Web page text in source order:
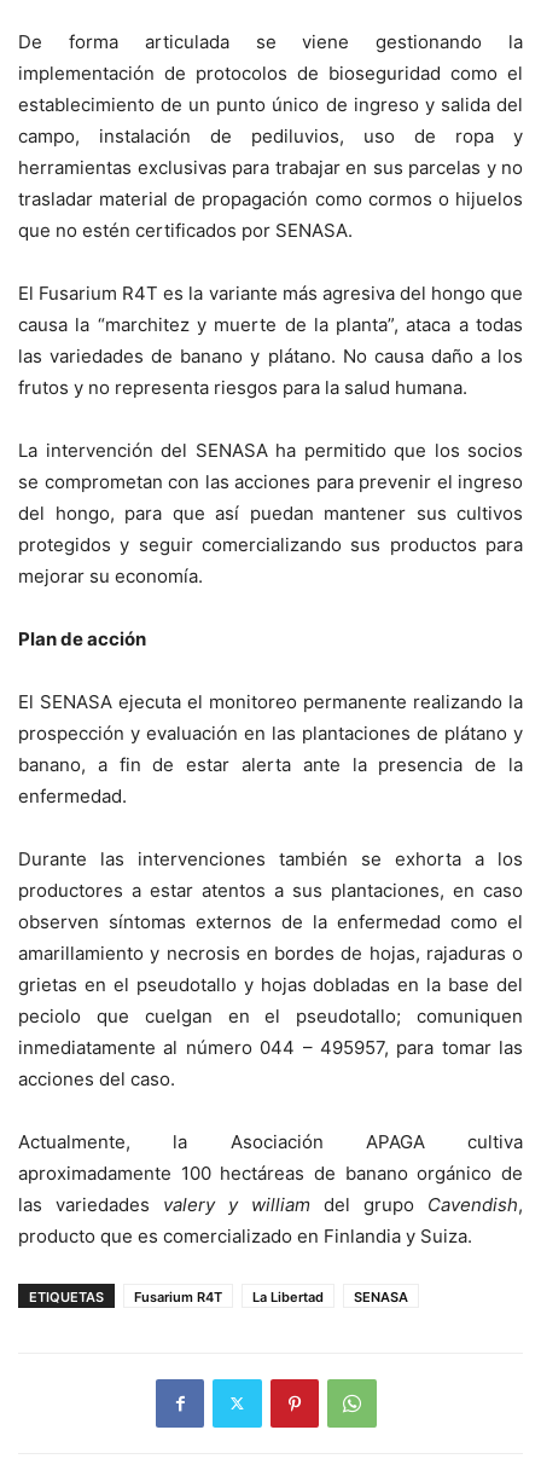
De forma articulada se viene gestionando la
implementación de protocolos de bioseguridad como el
establecimiento de un punto único de ingreso y salida del
campo, instalación de pediluvios, uso de ropa y
herramientas exclusivas para trabajar en sus parcelas y no
trasladar material de propagación como cormos o hijuelos
que no estén certificados por SENASA.
El Fusarium R4T es la variante más agresiva del hongo que
causa la “marchitez y muerte de la planta”, ataca a todas
las variedades de banano y plátano. No causa daño a los
frutos y no representa riesgos para la salud humana.
La intervención del SENASA ha permitido que los socios
se comprometan con las acciones para prevenir el ingreso
del hongo, para que así puedan mantener sus cultivos
protegidos y seguir comercializando sus productos para
mejorar su economía.
Plan de acción
El SENASA ejecuta el monitoreo permanente realizando la
prospección y evaluación en las plantaciones de plátano y
banano, a fin de estar alerta ante la presencia de la
enfermedad.
Durante las intervenciones también se exhorta a los
productores a estar atentos a sus plantaciones, en caso
observen síntomas externos de la enfermedad como el
amarillamiento y necrosis en bordes de hojas, rajaduras o
grietas en el pseudotallo y hojas dobladas en la base del
peciolo que cuelgan en el pseudotallo; comuniquen
inmediatamente al número 044 – 495957, para tomar las
acciones del caso.
Actualmente, la Asociación APAGA cultiva
aproximadamente 100 hectáreas de banano orgánico de
las variedades valery y william del grupo Cavendish,
producto que es comercializado en Finlandia y Suiza.
ETIQUETAS Fusarium R4T La Libertad SENASA